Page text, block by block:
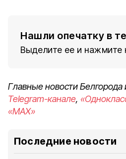
Нашли опечатку в
Выделите ее и нажмите
Главные новости
Telegram-канале,
«MAX»
Последние новости